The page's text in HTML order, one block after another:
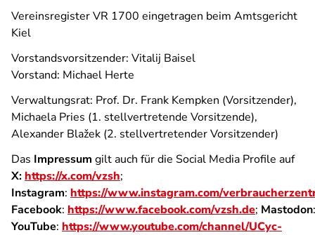
Vereinsregister VR 1700 eingetragen beim Amtsgericht
Kiel
Vorstandsvorsitzender: Vitalij Baisel
Vorstand: Michael Herte
Verwaltungsrat: Prof. Dr. Frank Kempken (Vorsitzender),
Michaela Pries (1. stellvertretende Vorsitzende),
Alexander Blažek (2. stellvertretender Vorsitzender)
Das Impressum gilt auch für die Social Media Profile auf
X: https://x.com/vzsh;
Instagram: https://www.instagram.com/
Facebook: https://www.facebook.com/vzsh.de; Mastodon
YouTube: https://www.youtube.com/channel/UCyc-